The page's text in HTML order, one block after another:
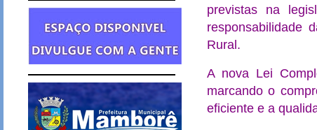
previstas na
responsabilidade
Rural.
A nova Lei
marcando o
eficiente e a